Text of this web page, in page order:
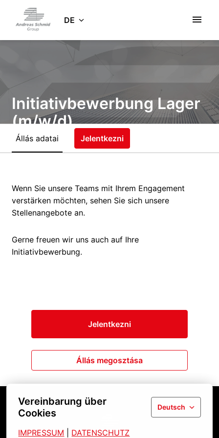
Vereinbarung über
Cookies
Deutsch
IMPRESSUM DATENSCHUTZ
springenStartseite DE
Initiativbewerbung Lager
(m/w/d)
Rugalmas telephely
Raktár
Állás adatai Jelentkezni
Wenn Sie unsere Teams mit Ihrem Engagement
verstärken möchten, sehen Sie sich unsere
Stellenangebote an.
Gerne freuen wir uns auch auf Ihre
Initiativbewerbung.
Jelentkezni
Állás megosztása
Startseite